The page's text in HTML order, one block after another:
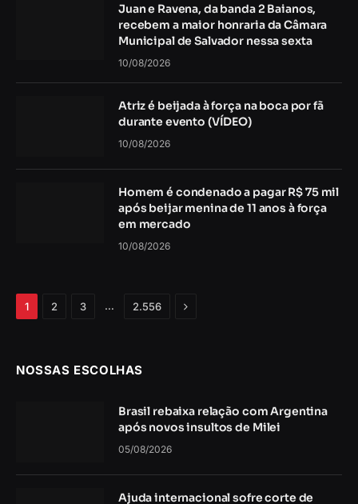
Juan e Ravena, da banda 2 Baianos,
recebem a maior honraria da Câmara
Municipal de Salvador nessa sexta
10/08/2026
Atriz é beijada à força na boca por fã
durante evento (VÍDEO)
10/08/2026
Homem é condenado a pagar R$ 75 mil
após beijar menina de 11 anos à força
em mercado
10/08/2026
1 2 3 … 2.556 Próximo
NOSSAS ESCOLHAS
Brasil rebaixa relação com Argentina
após novos insultos de Milei
05/08/2026
Ajuda internacional sofre corte de